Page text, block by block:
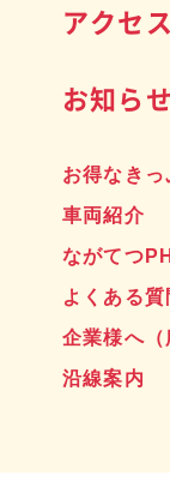
アクセ
お知ら
お得なきっ
車両紹介
ながてつ
よくある質
企業様へ（
沿線案内